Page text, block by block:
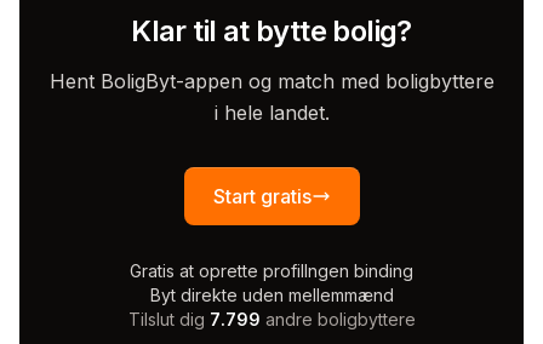
Klar til at bytte bolig?
Hent BoligByt-appen og match med boligbyttere
i hele landet.
Start gratis
Gratis at oprette profilIngen binding
Byt direkte uden mellemmænd
Tilslut dig 7.799 andre boligbyttere